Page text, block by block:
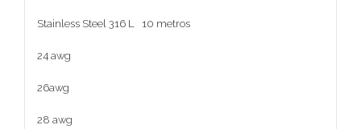
Stainless Steel 316 L 10 metros
24 awg
26awg
28 awg